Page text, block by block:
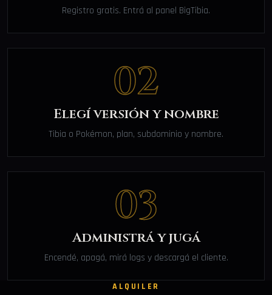
Registro gratis. Entrá al panel BigTibia.
02
Elegí versión y nombre
Tibia o Pokémon, plan, subdominio y nombre.
03
Administrá y jugá
Encendé, apagá, mirá logs y descargá el cliente.
ALQUILER